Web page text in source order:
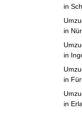
in
in
in
in
in